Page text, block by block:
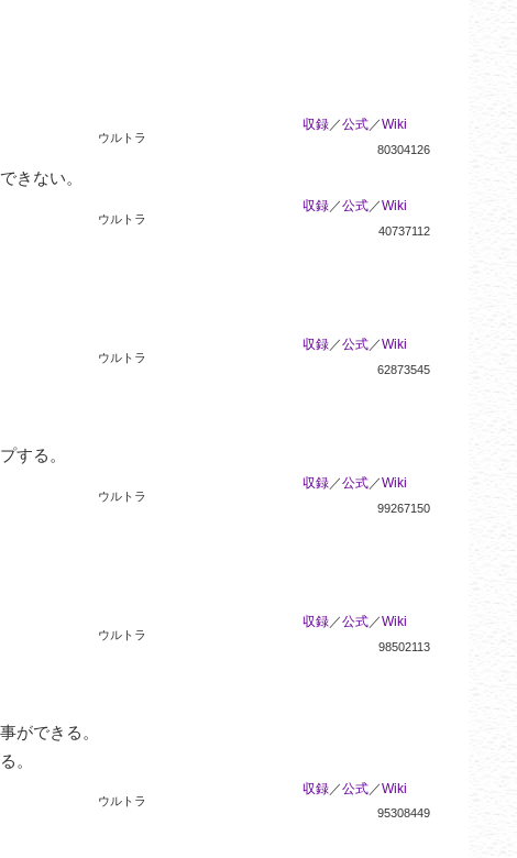
ウルトラ
収録／公式／Wiki
80304126
きない。
ウルトラ
収録／公式／Wiki
40737112
ウルトラ
収録／公式／Wiki
62873545
する。
ウルトラ
収録／公式／Wiki
99267150
ウルトラ
収録／公式／Wiki
98502113
ができる。
。
ウルトラ
収録／公式／Wiki
95308449